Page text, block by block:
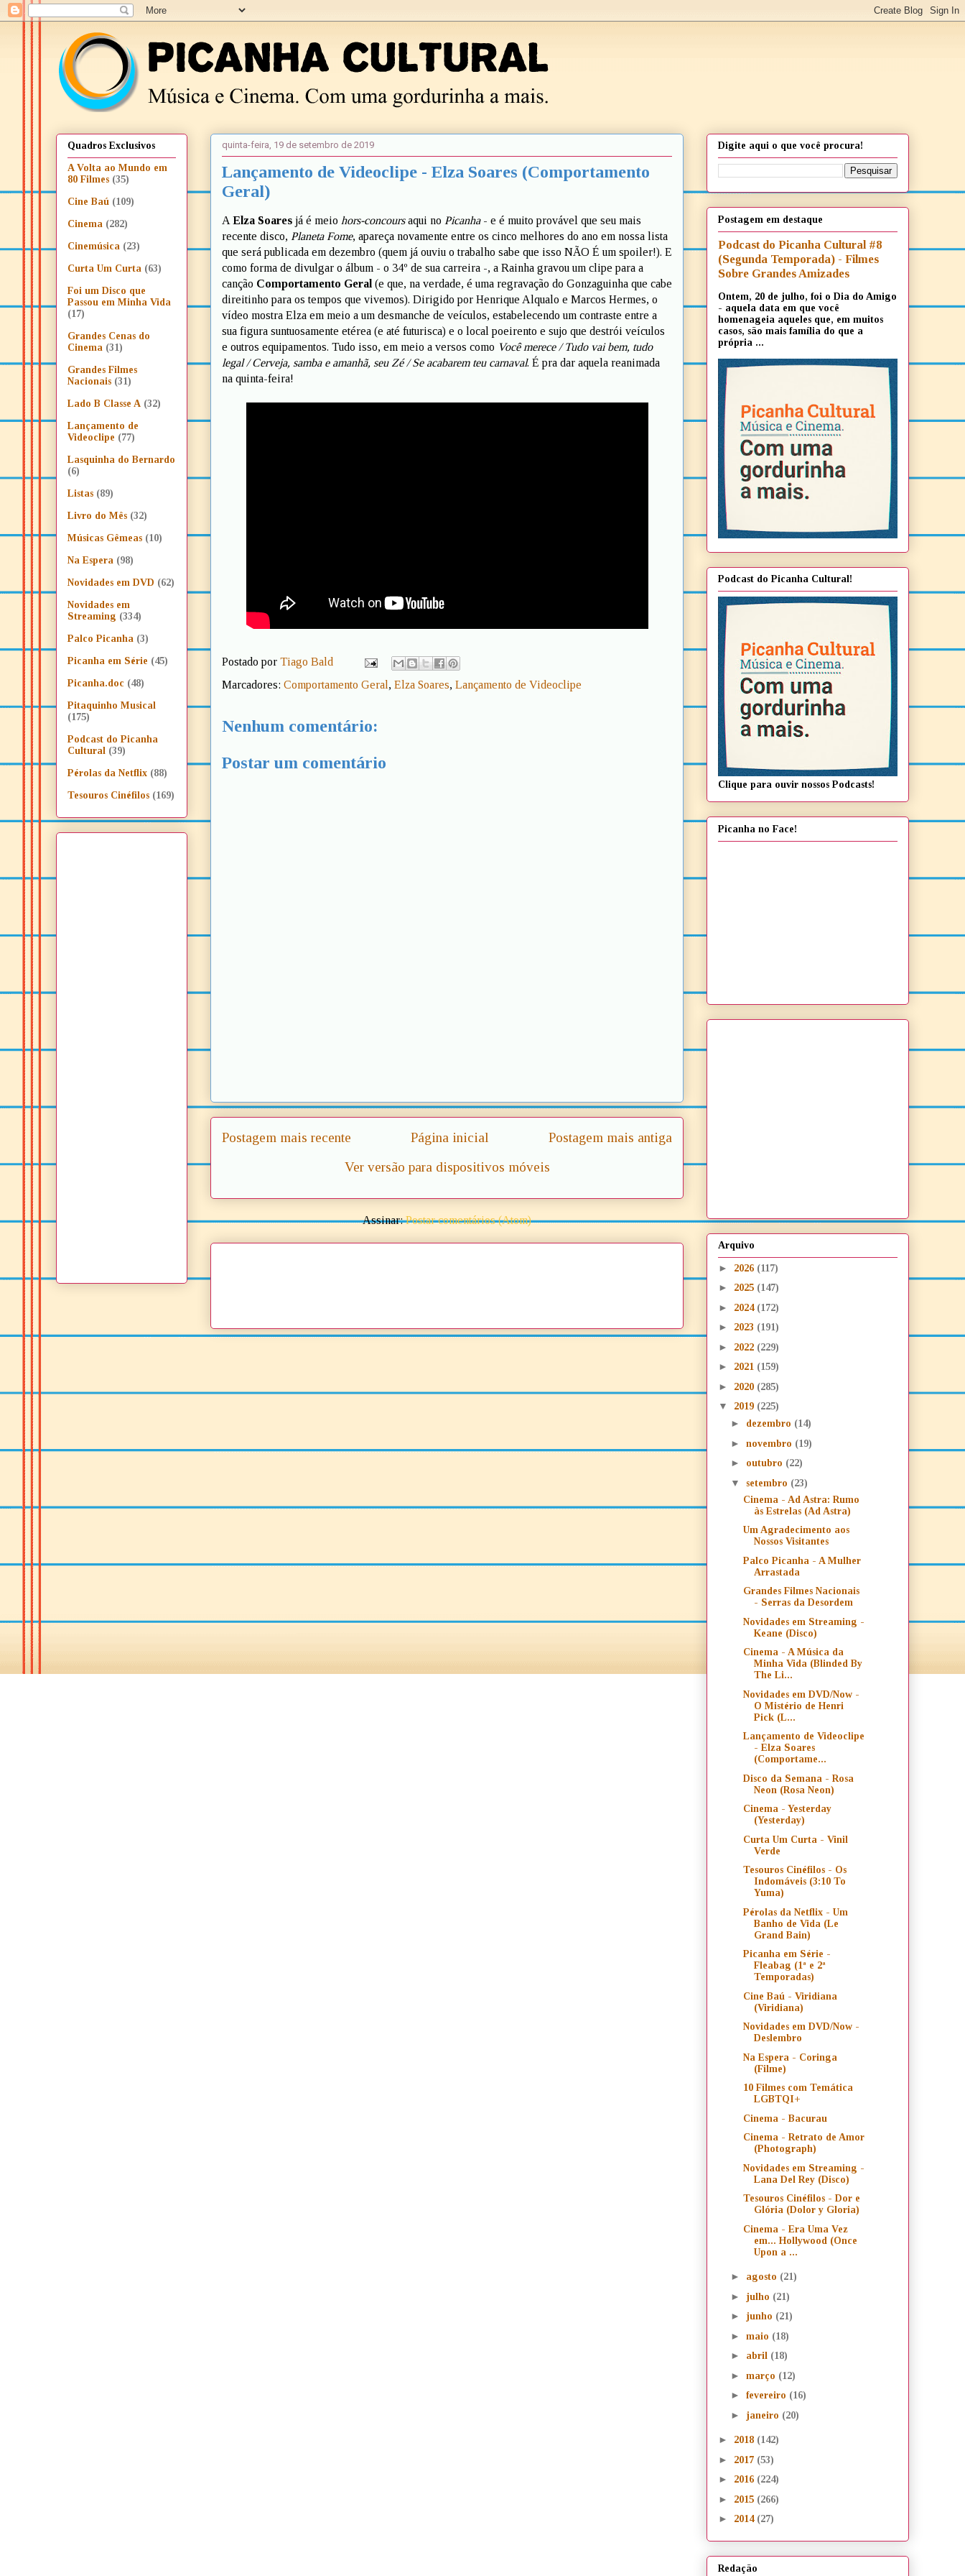
quinta-feira, 19 de setembro de 2019
Lançamento de Videoclipe - Elza Soares (Comportamento
Geral)
A Elza Soares já é meio hors-concoursaqui no Picanha- e é muito provável que seu mais
recente disco, Planeta Fome, apareça novamente entre os cinco melhores do ano em nossa lista
que será publicada em dezembro (quem já ouviu o trabalho sabe que isso NÃO É um spoiler!). E
como forma de divulgar o álbum - o 34º de sua carreira -, a Rainha gravou um clipe para a
canção Comportamento Geral (e que, na verdade, é uma regravação do Gonzaguinha que cabe
direitinho para os tempos que vivemos). Dirigido por Henrique Alqualo e Marcos Hermes, o
vídeo mostra Elza em meio a um desmanche de veículos, estabelecendo um contraste entre a
sua figura suntuosamente etérea (e até futurisca) e o local poeirento e sujo que destrói veículos
e outros equipamentos. Tudo isso, em meio a versos como Você merece / Tudo vai bem, tudo
legal / Cerveja, samba e amanhã, seu Zé / Se acabarem teu carnaval. É pra dar aquela reanimada
na quinta-feira!
Postado por Tiago Bald
Marcadores: Comportamento Geral , Elza Soares, Lançamento de Videoclipe
Nenhum comentário:
Postar um comentário
Postagem mais recente Postagem mais antiga
Página inicial
Ver versão para dispositivos móveis
Assinar:Postar comentários (Atom)
Quadros Exclusivos
A Volta ao Mundo em
80 Filmes (35)
Cine Baú (109)
Cinema (282)
Cinemúsica (23)
Curta Um Curta (63)
Foi um Disco que
Passou em Minha Vida
(17)
Grandes Cenas do
Cinema (31)
Grandes Filmes
Nacionais (31)
Lado B Classe A (32)
Lançamento de
Videoclipe (77)
Lasquinha do Bernardo
(6)
Listas (89)
Livro do Mês (32)
Músicas Gêmeas (10)
Na Espera (98)
Novidades em DVD (62)
Novidades em
Streaming (334)
Palco Picanha (3)
Picanha em Série (45)
Picanha.doc (48)
Pitaquinho Musical
(175)
Podcast do Picanha
Cultural (39)
Pérolas da Netflix (88)
Tesouros Cinéfilos (169)
Digite aqui o que você procura!
Postagem em destaque
Podcast do Picanha Cultural #8
(Segunda Temporada) - Filmes
Sobre Grandes Amizades
Ontem, 20 de julho, foi o Dia do Amigo
- aquela data em que você
homenageia aqueles que, em muitos
casos, são mais família do que a
própria ...
Podcast do Picanha Cultural!
Clique para ouvir nossos Podcasts!
Picanha no Face!
Arquivo
► 2026 (117)
► 2025 (147)
► 2024 (172)
► 2023 (191)
► 2022 (229)
► 2021 (159)
► 2020 (285)
▼ 2019 (225)
► dezembro (14)
► novembro (19)
► outubro (22)
▼ setembro (23)
Cinema - Ad Astra: Rumo
às Estrelas (Ad Astra)
Um Agradecimento aos
Nossos Visitantes
Palco Picanha - A Mulher
Arrastada
Grandes Filmes Nacionais
- Serras da Desordem
Novidades em Streaming -
Keane (Disco)
Cinema - A Música da
Minha Vida (Blinded By
The Li...
Novidades em DVD/Now -
O Mistério de Henri
Pick (L...
Lançamento de Videoclipe
- Elza Soares
(Comportame...
Disco da Semana - Rosa
Neon (Rosa Neon)
Cinema - Yesterday
(Yesterday)
Curta Um Curta - Vinil
Verde
Tesouros Cinéfilos - Os
Indomáveis (3:10 To
Yuma)
Pérolas da Netflix - Um
Banho de Vida (Le
Grand Bain)
Picanha em Série -
Fleabag (1ª e 2ª
Temporadas)
Cine Baú - Viridiana
(Viridiana)
Novidades em DVD/Now -
Deslembro
Na Espera - Coringa
(Filme)
10 Filmes com Temática
LGBTQI+
Cinema - Bacurau
Cinema - Retrato de Amor
(Photograph)
Novidades em Streaming -
Lana Del Rey (Disco)
Tesouros Cinéfilos - Dor e
Glória (Dolor y Gloria)
Cinema - Era Uma Vez
em... Hollywood (Once
Upon a ...
► agosto (21)
► julho (21)
► junho (21)
► maio (18)
► abril (18)
► março (12)
► fevereiro (16)
► janeiro (20)
► 2018 (142)
► 2017 (53)
► 2016 (224)
► 2015 (266)
► 2014 (27)
Redação